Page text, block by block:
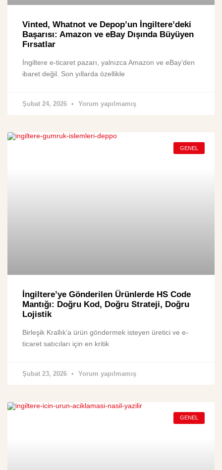
Vinted, Whatnot ve Depop’un İngiltere’deki
Başarısı: Amazon ve eBay Dışında Büyüyen
Fırsatlar
İngiltere e-ticaret pazarı, yalnızca Amazon ve eBay’den
ibaret değil. Son yıllarda özellikle
Şubat 24, 2026 Yorum yapılmamış
GENEL
İngiltere’ye Gönderilen Ürünlerde HS Code
Mantığı: Doğru Kod, Doğru Strateji, Doğru
Lojistik
Birleşik Krallık’a ürün göndermek isteyen üretici ve e-
ticaret satıcıları için en kritik
Şubat 23, 2026 Yorum yapılmamış
GENEL